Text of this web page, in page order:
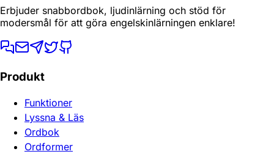
Erbjuder snabbordbok, ljudinlärning och stöd för
modersmål för att göra engelskinlärningen enklare!
Produkt
Funktioner
Lyssna & Läs
Ordbok
Ordformer